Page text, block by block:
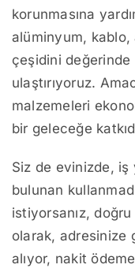
korunmasına
alüminyum, kablo,
çeşidini değerinde
ulaştırıyoruz.
malzemeleri
bir geleceğe
Siz de evinizde, iş
bulunan
istiyorsanız,
olarak, adresinize
alıyor, nakit